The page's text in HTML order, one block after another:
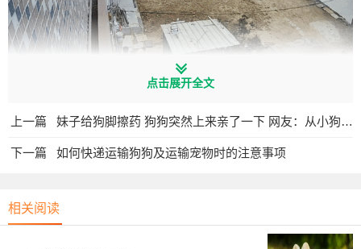
网友赶紧骑车带它去宠物医院，检查过后发现
狗狗是因为
子变得这么虚弱。
医生对狗狗全力救治，好在住院输液几天后，狗狗的状态
点击展开全文
上一篇 妹子给狗脚擦药 狗狗突然上来亲了一下 网友：从小狗的眼里看到了爱
下一篇 如何快递运输狗狗及运输宠物时的注意事项
相关阅读